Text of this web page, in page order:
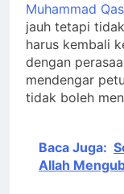
Muhammad
jauh tetapi
harus kembali
dengan
mendengar
tidak boleh
Baca Juga:
Allah